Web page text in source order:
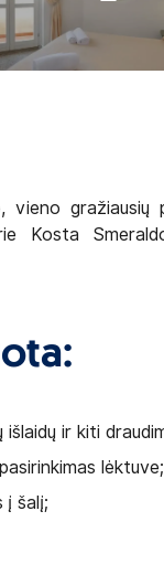
gražiausių
Kosta
išlaidų ir kiti
lėktuve;
į šalį;